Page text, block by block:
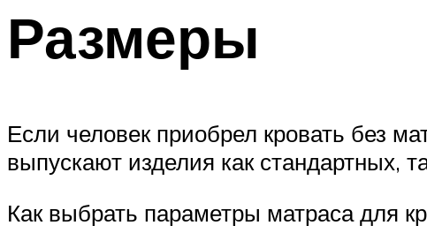
Размеры
Если человек приобрел кровать без
выпускают изделия как стандартных,
Как выбрать параметры матраса для